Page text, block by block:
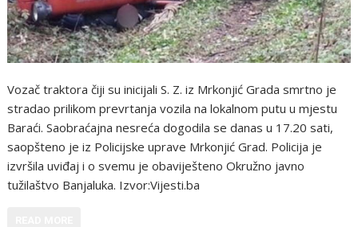
Vozač traktora čiji su inicijali S. Z. iz Mrkonjić Grada smrtno je
stradao prilikom prevrtanja vozila na lokalnom putu u mjestu
Baraći. Saobraćajna nesreća dogodila se danas u 17.20 sati,
saopšteno je iz Policijske uprave Mrkonjić Grad. Policija je
izvršila uviđaj i o svemu je obaviješteno Okružno javno
tužilaštvo Banjaluka. Izvor:Vijesti.ba